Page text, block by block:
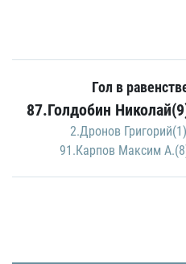
Гол в
87.Голдобин
2.Дронов Григорий(1)
91.Карпов Максим